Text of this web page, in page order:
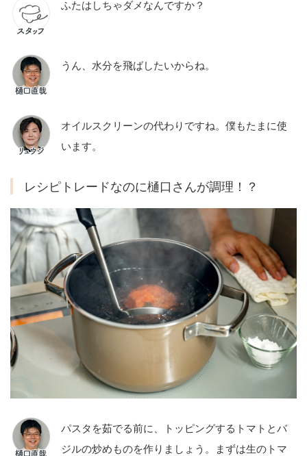
ふたはしちゃダメなんですか？
うん、水分を飛ばしたいからね。
オイルスクリーンの代わりですね。僕もたまに使
います。
レシピトレードなのに樋口さんが調理！？
パスタを茹でる前に、トッピングするトマトとバ
ジルの炒めものを作りましょう。まずは生のトマ